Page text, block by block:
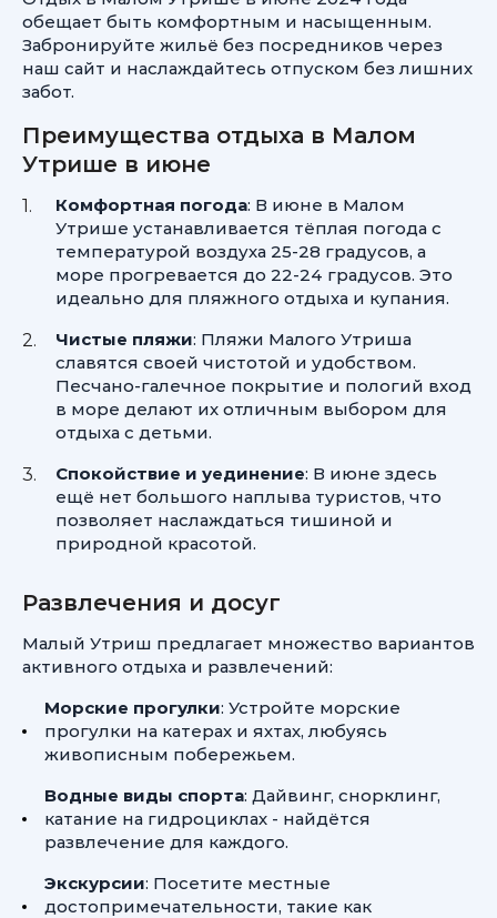
обещает быть комфортным и насыщенным.
Забронируйте жильё без посредников через
наш сайт и наслаждайтесь отпуском без лишних
забот.
Преимущества отдыха в Малом
Утрише в июне
Комфортная погода: В июне в Малом
Утрише устанавливается тёплая погода с
температурой воздуха 25-28 градусов, а
море прогревается до 22-24 градусов. Это
идеально для пляжного отдыха и купания.
Чистые пляжи: Пляжи Малого Утриша
славятся своей чистотой и удобством.
Песчано-галечное покрытие и пологий вход
в море делают их отличным выбором для
отдыха с детьми.
Спокойствие и уединение: В июне здесь
ещё нет большого наплыва туристов, что
позволяет наслаждаться тишиной и
природной красотой.
Развлечения и досуг
Малый Утриш предлагает множество вариантов
активного отдыха и развлечений:
Морские прогулки: Устройте морские
прогулки на катерах и яхтах, любуясь
живописным побережьем.
Водные виды спорта: Дайвинг, снорклинг,
катание на гидроциклах - найдётся
развлечение для каждого.
Экскурсии: Посетите местные
достопримечательности, такие как